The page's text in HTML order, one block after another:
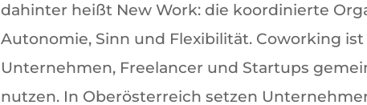
dahinter heißt New Work: die koordinierte
Autonomie, Sinn und Flexibilität. Coworking
Unternehmen, Freelancer und Startups
nutzen. In Oberösterreich setzen